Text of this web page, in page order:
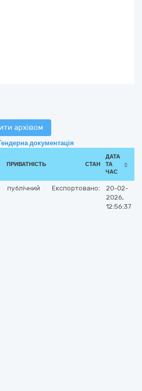
архівом
документація
ПРИВАТНІСТЬ СТАН
ДАТА
ТА
ЧАС
публічний Експортовано:
20-02-
2026,
12:56:37